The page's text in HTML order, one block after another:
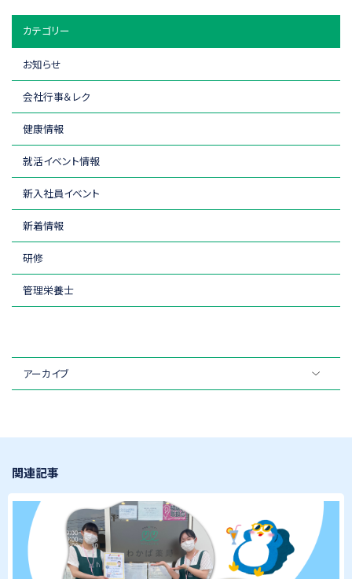
カテゴリー
お知らせ
会社行事＆レク
健康情報
就活イベント情報
新入社員イベント
新着情報
研修
管理栄養士
アーカイブ
関連記事